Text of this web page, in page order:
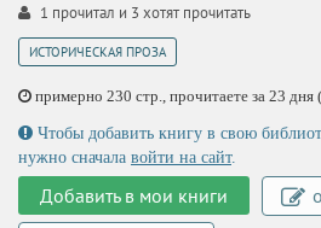
1 прочитал и 3 хотят прочитать
ИСТОРИЧЕСКАЯ ПРОЗА
примерно 230 стр., прочитаете за 23 дня
Чтобы добавить книгу в свою
нужно сначала войти на сайт.
Добавить в мои книги